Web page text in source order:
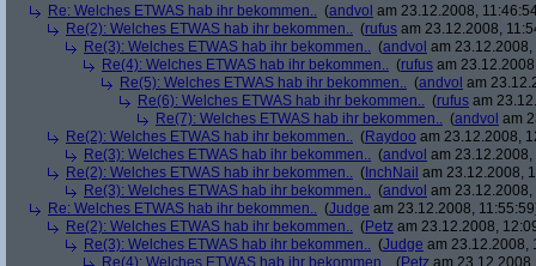
Re: Welches ETWAS hab ihr bekommen.. (andvol am 23.12.2008,
Re(2): Welches ETWAS hab ihr bekommen.. (rufus am 23.12.2008,
Re(3): Welches ETWAS hab ihr bekommen.. (andvol am
Re(4): Welches ETWAS hab ihr bekommen.. (rufus am
Re(5): Welches ETWAS hab ihr bekommen.. (andvol am
Re(6): Welches ETWAS hab ihr bekommen.. (rufus am
Re(7): Welches ETWAS hab ihr bekommen.. (andvol am
Re(2): Welches ETWAS hab ihr bekommen.. (Raydoo am 23.12.2008,
Re(3): Welches ETWAS hab ihr bekommen.. (andvol am
Re(2): Welches ETWAS hab ihr bekommen.. ( InchNail am 23.12.2008,
Re(3): Welches ETWAS hab ihr bekommen.. (andvol am
Re: Welches ETWAS hab ihr bekommen.. (Judge am 23.12.2008,
Re(2): Welches ETWAS hab ihr bekommen.. (Petz am 23.12.2008,
Re(3): Welches ETWAS hab ihr bekommen.. (Judge am 23.12.2008,
Re(4): Welches ETWAS hab ihr bekommen.. (Petz am